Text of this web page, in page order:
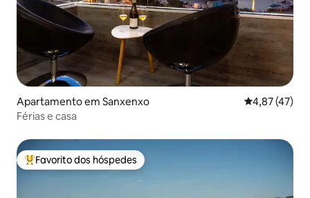
Apartamento em Sanxenxo Classificação
4,87 (47)
Férias e casa
Favoritos dos hóspedes mais apreciados
Favorito dos hóspedes